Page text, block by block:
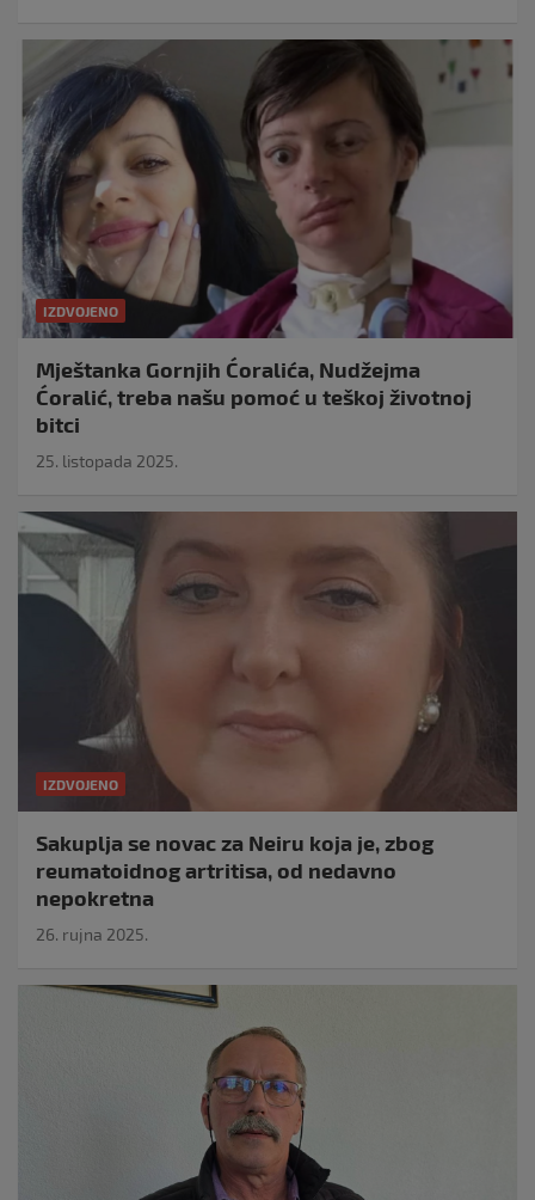
IZDVOJENO
Mještanka Gornjih Ćoralića, Nudžejma
Ćoralić, treba našu pomoć u teškoj životnoj
bitci
25. listopada 2025.
IZDVOJENO
Sakuplja se novac za Neiru koja je, zbog
reumatoidnog artritisa, od nedavno
nepokretna
26. rujna 2025.